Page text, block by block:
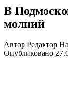
В
молний
Автор Редактор
Опубликовано